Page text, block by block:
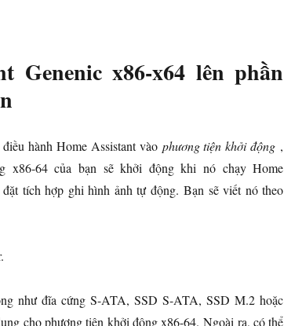
Genenic x86-x64 lên phần
hành Home Assistant vào phương tiện khởi động ,
x86-64 của bạn sẽ khởi động khi nó chạy Home
tích hợp ghi hình ảnh tự động. Bạn sẽ viết nó theo
như đĩa cứng S-ATA, SSD S-ATA, SSD M.2 hoặc
cho phương tiện khởi động x86-64. Ngoài ra, có thể